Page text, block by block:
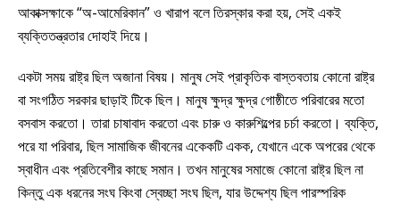
আকাক্সক্ষাকে “অ-আমেরিকান” ও খারাপ বলে তিরস্কার করা হয়, সেই একই
ব্যক্তিতন্ত্রতার দোহাই দিয়ে।
একটা সময় রাষ্ট্র ছিল অজানা বিষয়। মানুষ সেই প্রাকৃতিক বাস্তবতায় কোনো রাষ্ট্র
বা সংগঠিত সরকার ছাড়াই টিকে ছিল। মানুষ ক্ষুদ্র ক্ষুদ্র গোষ্ঠীতে পরিবারের মতো
বসবাস করতো। তারা চাষাবাদ করতো এবং চারু ও কারুশিল্পের চর্চা করতো। ব্যক্তি,
পরে যা পরিবার, ছিল সামাজিক জীবনের একেকটি একক, যেখানে একে অপরের থেকে
স্বাধীন এবং প্রতিবেশীর কাছে সমান। তখন মানুষের সমাজে কোনো রাষ্ট্র ছিল না
কিন্তু এক ধরনের সংঘ কিংবা স্বেচ্ছা সংঘ ছিল, যার উদ্দেশ্য ছিল পারস্পরিক